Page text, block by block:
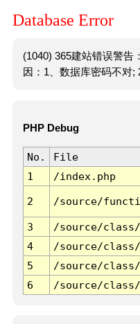
Database Error
(1040) 365建站错误警告
因：1、数据库密码不对;
PHP Debug
No. File
1
/index.php
2 /source/
3 /source/
4
/source/
5
/source/
6
/source/